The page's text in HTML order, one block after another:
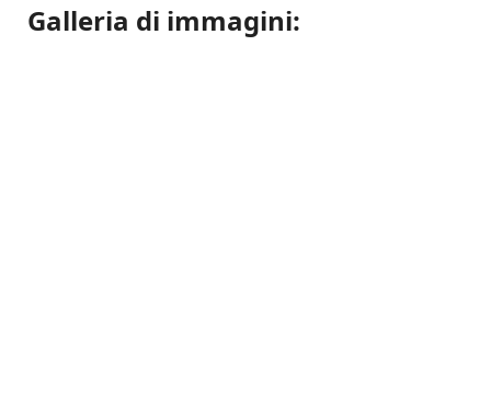
Galleria di immagini: